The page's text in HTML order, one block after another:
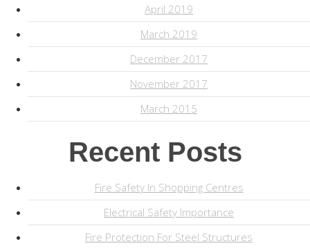
April 2019
March 2019
December 2017
November 2017
March 2015
Recent Posts
Fire Safety In Shopping Centres
Electrical Safety Importance
Fire Protection For Steel Structures